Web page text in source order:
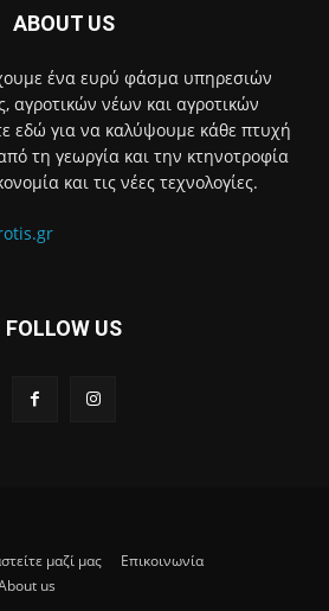
ABOUT US
ένα ευρύ φάσμα υπηρεσιών
αγροτικών νέων και αγροτικών
εδώ για να καλύψουμε κάθε πτυχή
τη γεωργία και την κτηνοτροφία
και τις νέες τεχνολογίες.
FOLLOW US
μαζί μας
Επικοινωνία
us